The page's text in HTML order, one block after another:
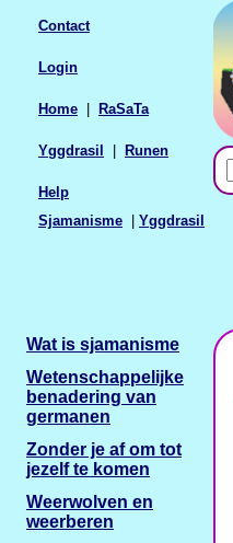
Sjamanisme | Yggdrasil
Contact
Login
Home RaSaTa
Yggdrasil Runen
Help
Wat is sjamanisme
Wetenschappelijke
benadering van
germanen
Zonder je af om tot
jezelf te komen
Weerwolven en
weerberen